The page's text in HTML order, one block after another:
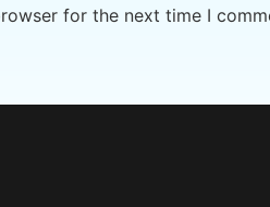
for the next time I